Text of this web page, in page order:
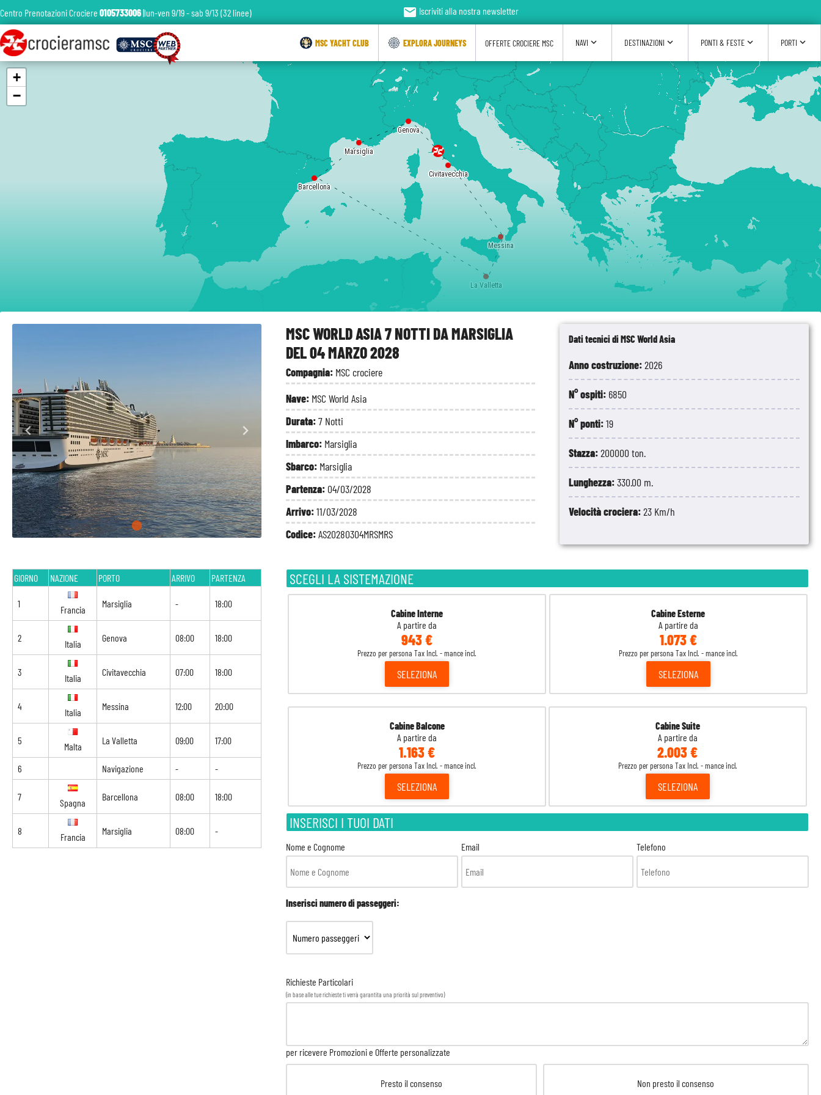
MSC WORLD ASIA 7 NOTTI DA MARSIGLIA
DEL 04 MARZO 2028
Compagnia: MSC crociere
Nave: MSC World Asia
Durata:7 Notti
Imbarco: Marsiglia
Sbarco: Marsiglia
Partenza: 04/03/2028
Arrivo:11/03/2028
Codice:AS20280304MRSMRS
Dati tecnici di MSC World Asia
Anno costruzione:2026
N° ospiti: 6850
N° ponti:19
Stazza:200000 ton.
Lunghezza:330.00 m.
Velocità crociera:23 Km/h
SCEGLI LA SISTEMAZIONE
Cabine Interne
A partire da
943 €
Prezzo per persona Tax Incl. - mance incl.
SELEZIONA
Cabine Esterne
A partire da
1.073 €
Prezzo per persona Tax Incl. - mance incl.
SELEZIONA
Cabine Balcone
A partire da
1.163 €
Prezzo per persona Tax Incl. - mance incl.
SELEZIONA
Cabine Suite
A partire da
2.003 €
Prezzo per persona Tax Incl. - mance incl.
SELEZIONA
INSERISCI I TUOI DATI
Nome e Cognome Email Telefono
Inserisci numero di passeggeri:
Richieste Particolari
(in base alle tue richieste ti verrà garantita una priorità sul preventivo)
per ricevere Promozioni e Offerte personalizzate
Presto il consenso Non presto il consenso
GIORNO NAZIONE PORTO ARRIVO PARTENZA
1
Francia
Marsiglia - 18:00
2
Italia
Genova 08:00 18:00
3
Italia
Civitavecchia 07:00 18:00
4
Italia
Messina 12:00 20:00
5
Malta
La Valletta 09:00 17:00
6 Navigazione - -
7
Spagna
Barcellona 08:00 18:00
8
Francia
Marsiglia 08:00 -
Marsiglia
Genova
Civitavecchia
Messina
La Valletta
Barcellona
+
−
Centro Prenotazioni Crociere 0105733006|lun-ven 9/19 - sab 9/13 (32 linee) email Iscriviti alla nostra newsletter
MSC YACHT CLUB EXPLORA JOURNEYS OFFERTE CROCIERE MSC NAVI expand_more DESTINAZIONI expand_more PONTI & FESTE expand_more PORTI expand_more